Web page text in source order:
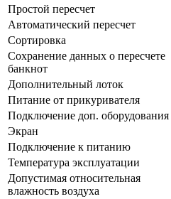
Простой пересчет
Автоматический пересчет
Сортировка
Сохранение данных о пересчете
банкнот
Дополнительный лоток
Питание от прикуривателя
Подключение доп. оборудования
Экран
Подключение к питанию
Температура эксплуатации
Допустимая относительная
влажность воздуха